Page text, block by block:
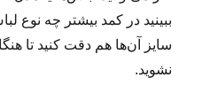
ببینید در کمد بیشتر چه نوع
سایز آن‌ها هم دقت کنید تا
نشوید.